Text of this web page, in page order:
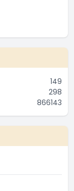
149
298
866143